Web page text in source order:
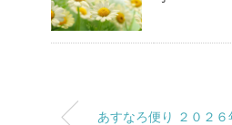
あすなろ便り ２０２